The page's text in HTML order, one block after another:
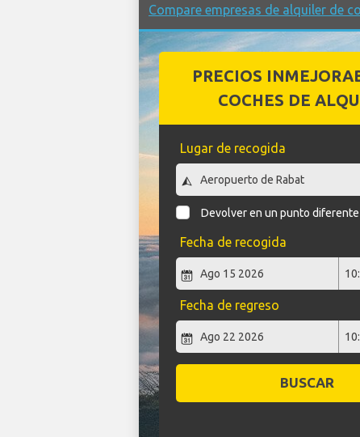
Compare empresas de alquiler de
PRECIOS
COCHES DE
Lugar de recogida
Devolver en un punto diferente
Fecha de recogida
Fecha de regreso
BUSCAR